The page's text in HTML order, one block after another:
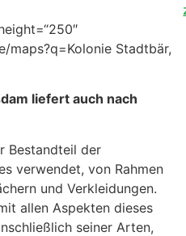
maps?q=Kolonie Stadtbär,
liefert auch nach
Bestandteil der
verwendet, von Rahmen
und Verkleidungen.
allen Aspekten dieses
seiner Arten,